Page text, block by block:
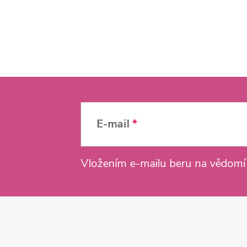
E-mail
Vložením e-mailu beru na vědomí